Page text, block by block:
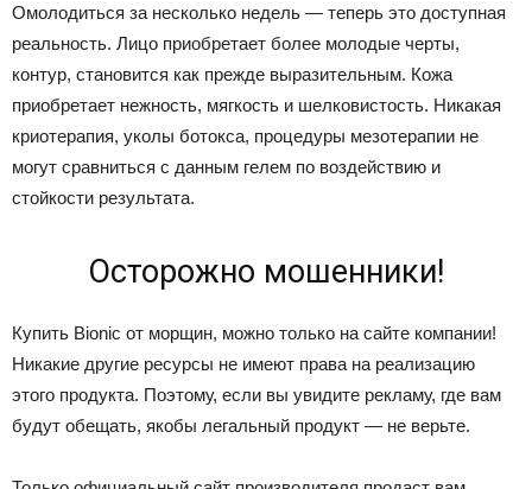
Омолодиться за несколько недель — теперь это доступная
реальность. Лицо приобретает более молодые черты,
контур, становится как прежде выразительным. Кожа
приобретает нежность, мягкость и шелковистость. Никакая
криотерапия, уколы ботокса, процедуры мезотерапии не
могут сравниться с данным гелем по воздействию и
стойкости результата.
Осторожно мошенники!
Купить Bionic от морщин, можно только на сайте компании!
Никакие другие ресурсы не имеют права на реализацию
этого продукта. Поэтому, если вы увидите рекламу, где вам
будут обещать, якобы легальный продукт — не верьте.